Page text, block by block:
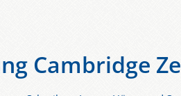
Cambridge